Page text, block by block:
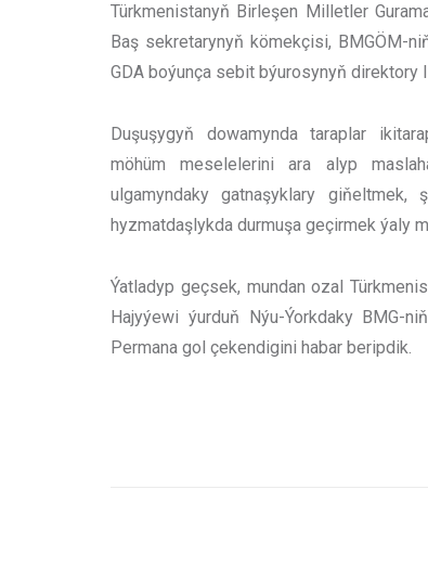
Türkmenistanyň Birleşen Milletler
Baş sekretarynyň kömekçisi, BMGÖM-
GDA boýunça sebit býurosynyň
Duşuşygyň dowamynda taraplar
möhüm meselelerini ara alyp
ulgamyndaky gatnaşyklary
hyzmatdaşlykda durmuşa geçirmek ýaly
Ýatladyp geçsek, mundan ozal
Hajyýewi ýurduň Nýu-Ýorkdaky BMG-
Permana gol çekendigini habar beripdik.